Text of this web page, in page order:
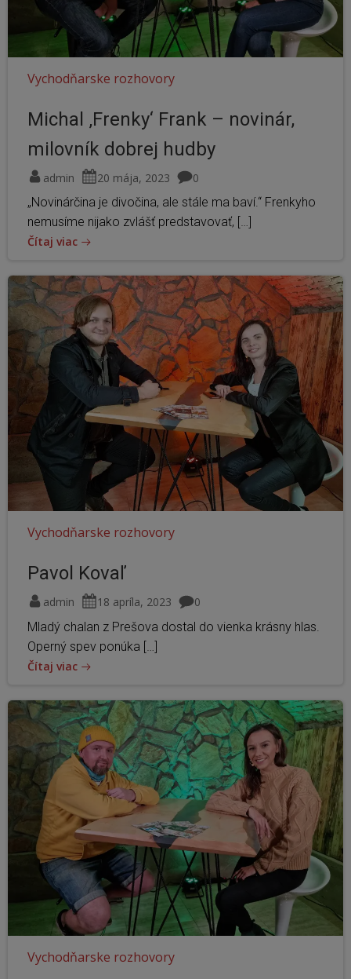
Vychodňarske rozhovory
Michal ‚Frenky‘ Frank – novinár,
milovník dobrej hudby
admin 20 mája, 2023
0
„Novinárčina je divočina, ale stále ma baví.“ Frenkyho
nemusíme nijako zvlášť predstavovať, […]
Čítaj viac
Vychodňarske rozhovory
Pavol Kovaľ
admin 18 apríla, 2023
0
Mladý chalan z Prešova dostal do vienka krásny hlas.
Operný spev ponúka […]
Čítaj viac
Vychodňarske rozhovory